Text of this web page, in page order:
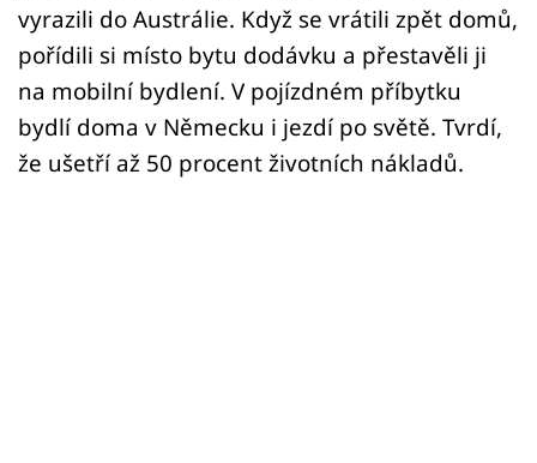
vyrazili do Austrálie. Když se vrátili zpět domů,
pořídili si místo bytu dodávku a přestavěli ji
na mobilní bydlení. V pojízdném příbytku
bydlí doma v Německu i jezdí po světě. Tvrdí,
že ušetří až 50 procent životních nákladů.